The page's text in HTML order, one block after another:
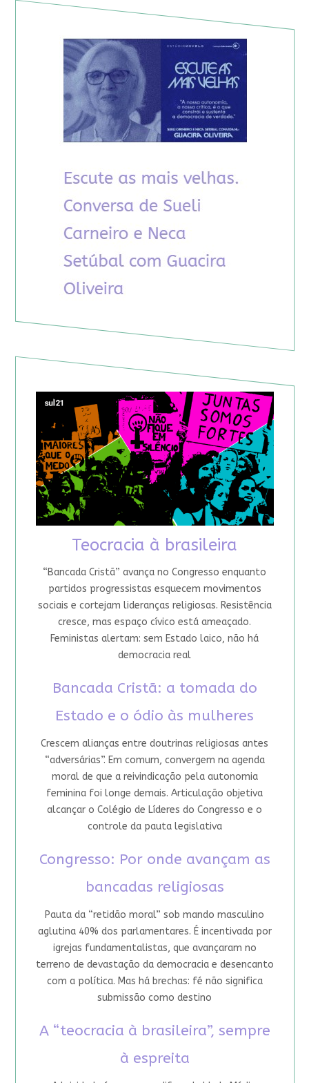
Teocracia à brasileira
“Bancada Cristã” avança no Congresso enquanto
partidos progressistas esquecem movimentos
sociais e cortejam lideranças religiosas. Resistência
cresce, mas espaço cívico está ameaçado.
Feministas alertam: sem Estado laico, não há
democracia real
Bancada Cristã: a tomada do
Estado e o ódio às mulheres
Crescem alianças entre doutrinas religiosas antes
“adversárias”. Em comum, convergem na agenda
moral de que a reivindicação pela autonomia
feminina foi longe demais. Articulação objetiva
alcançar o Colégio de Líderes do Congresso e o
controle da pauta legislativa
Congresso: Por onde avançam as
bancadas religiosas
Pauta da “retidão moral” sob mando masculino
aglutina 40% dos parlamentares. É incentivada por
igrejas fundamentalistas, que avançaram no
terreno de devastação da democracia e desencanto
com a política. Mas há brechas: fé não significa
submissão como destino
A “teocracia à brasileira”, sempre
à espreita